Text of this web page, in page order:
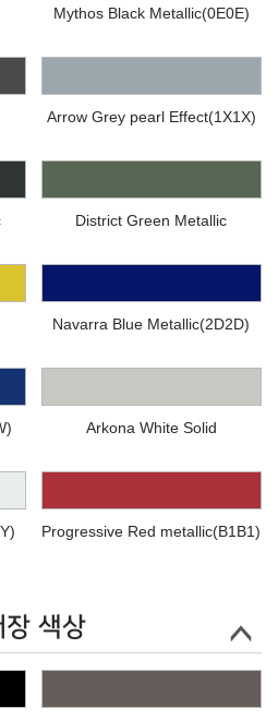
Mythos Black Metallic(0E0E)
Arrow Grey pearl Effect(1X1X)
District Green Metallic
Navarra Blue Metallic(2D2D)
Arkona White Solid
Progressive Red metallic(B1B1)
장 색상